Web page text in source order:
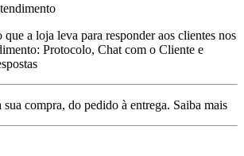
a loja leva para responder aos clientes nos
Protocolo, Chat com o Cliente e
sua compra, do pedido à entrega. Saiba mais